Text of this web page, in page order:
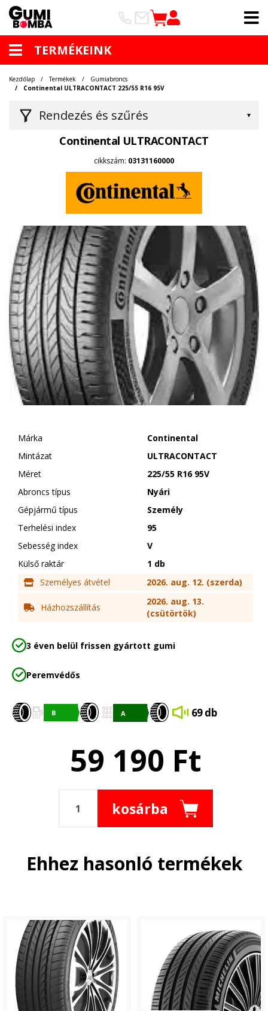
TERMÉKEINK
Rendezés és szűrés
Kezdőlap Termékek
Gumiabroncs
Continental ULTRACONTACT 225/55 R16 95V
Continental ULTRACONTACT
cikkszám: 03131160000
Márka
Continental
Mintázat
ULTRACONTACT
Méret
225/55 R16 95V
Abroncs típus
Nyári
Gépjármű típus
Személy
Terhelési index
95
Sebesség index
V
Külső raktár
1 db
Személyes átvétel
2026. aug. 12. (szerda)
Házhozszállítás
2026. aug. 13.
(csütörtök)
3 éven belül frissen gyártott gumi
Peremvédős
69 db
59 190 Ft
kosárba
Ehhez hasonló termékek